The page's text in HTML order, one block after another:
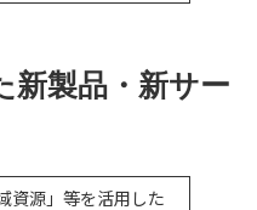
新製品・新サー
資源」等を活用した